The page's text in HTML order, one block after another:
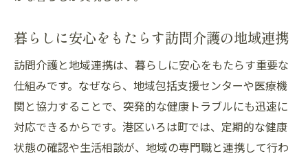
暮らしに安心をもたらす訪問介護の地域連携
訪問介護と地域連携は、暮らしに安心をもたらす重要な
仕組みです。なぜなら、地域包括支援センターや医療機
関と協力することで、突発的な健康トラブルにも迅速に
対応できるからです。港区いろは町では、定期的な健康
状態の確認や生活相談が、地域の専門職と連携して行わ